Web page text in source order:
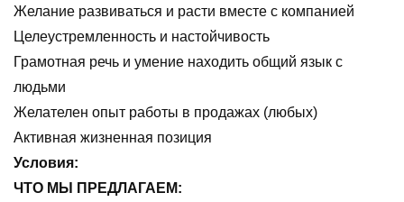
Желание развиваться и расти вместе с компанией
Целеустремленность и настойчивость
Грамотная речь и умение находить общий язык с
людьми
Желателен опыт работы в продажах (любых)
Активная жизненная позиция
Условия:
ЧТО МЫ ПРЕДЛАГАЕМ: